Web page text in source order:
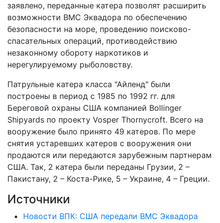
заявлено, переданные катера позволят расширить
возможности ВМС Эквадора по обеспечению
безопасности на море, проведению поисково-
спасательных операций, противодействию
незаконному обороту наркотиков и
нерегулируемому рыболовству.
Патрульные катера класса "Айленд" были
построены в период с 1985 по 1992 гг. для
Береговой охраны США компанией Bollinger
Shipyards по проекту Vosper Thornycroft. Всего на
вооружение было принято 49 катеров. По мере
снятия устаревших катеров с вооружения они
продаются или передаются зарубежным партнерам
США. Так, 2 катера были переданы Грузии, 2 –
Пакистану, 2 – Коста-Рике, 5 – Украине, 4 – Греции.
Источники
Новости ВПК: США передали ВМС Эквадора